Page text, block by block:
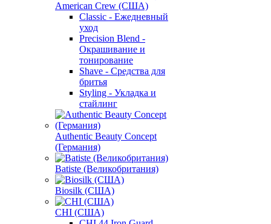
American Crew (США)
Classic - Ежедневный
уход
Precision Blend -
Окрашивание и
тонирование
Shave - Средства для
бритья
Styling - Укладка и
стайлинг
Authentic Beauty Concept
(Германия)
Batiste (Великобритания)
Biosilk (США)
CHI (США)